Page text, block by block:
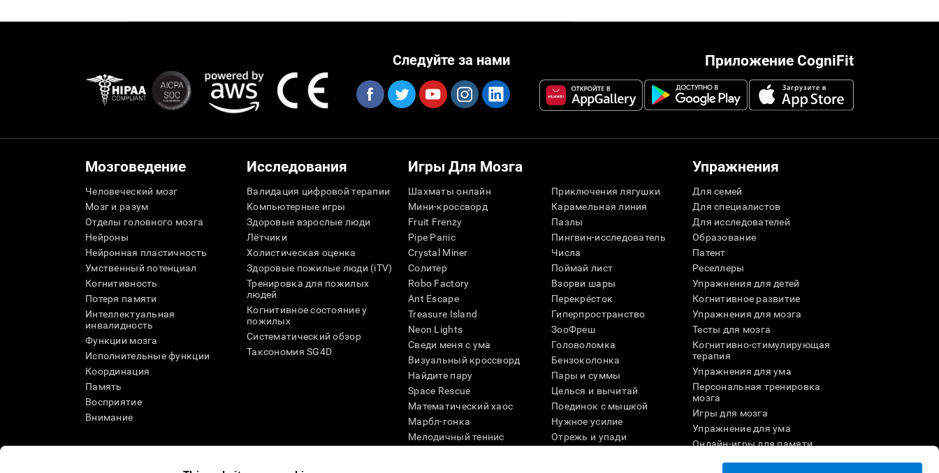
Приложение CogniFit
Следуйте за нами
Мозговедение
Человеческий мозг
Мозг и разум
Отделы головного мозга
Нейроны
Нейронная пластичность
Умственный потенциал
Когнитивность
Потеря памяти
Интеллектуальная
инвалидность
Функции мозга
Исполнительные функции
Координация
Память
Восприятие
Внимание
Исследования
Валидация цифровой терапии
Компьютерные игры
Здоровые взрослые люди
Лётчики
Холистическая оценка
Здоровые пожилые люди (iTV)
Тренировка для пожилых
людей
Когнитивное состояние у
пожилых
Систематический обзор
Таксономия SG4D
Игры Для Мозга
Шахматы онлайн
Мини-кроссворд
Fruit Frenzy
Pipe Panic
Crystal Miner
Солитер
Robo Factory
Ant Escape
Treasure Island
Neon Lights
Сведи меня с ума
Визуальный кроссворд
Найдите пару
Space Rescue
Математический хаос
Марбл-гонка
Мелодичный теннис
Приключения лягушки
Карамельная линия
Пазлы
Пингвин-исследователь
Числа
Поймай лист
Взорви шары
Перекрёсток
Гиперпространство
ЗооФреш
Головоломка
Бензоколонка
Пары и суммы
Целься и вычитай
Поединок с мышкой
Нужное усилие
Отрежь и упади
Упражнения
Для семей
Для специалистов
Для исследователей
Образование
Патент
Реселлеры
Упражнения для детей
Когнитивное развитие
Упражнения для мозга
Тесты для мозга
Когнитивно-стимулирующая
терапия
Упражнения для ума
Персональная тренировка
мозга
Игры для мозга
Упражнение для ума
Онлайн-игры для памяти